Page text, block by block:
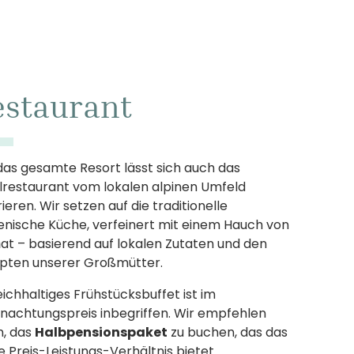
gesamte Resort lässt sich auch das
vom lokalen alpinen Umfeld
Wir setzen auf die traditionelle
Küche, verfeinert mit einem Hauch von
– basierend auf lokalen Zutaten und den
unserer Großmütter.
Frühstücksbuffet ist im
inbegriffen. Wir empfehlen
das Halbpensionspaket zu buchen, das das